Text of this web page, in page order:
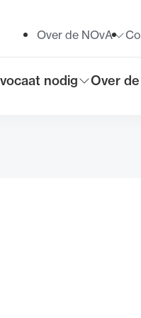
submenu voor
nodig
Toon
Over
Toon submenu voor
Over de NOvA